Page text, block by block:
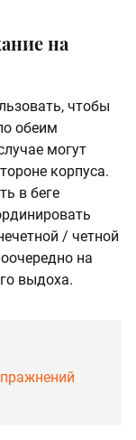
на
чтобы
обеим
могут
корпуса.
в беге
/ четной
на
выдоха.